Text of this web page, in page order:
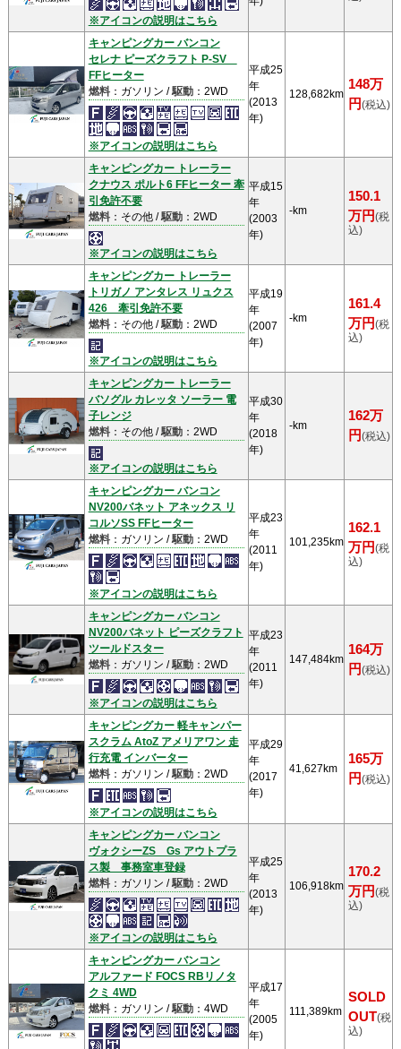
※アイコンの説明はこちら
キャンピングカー バンコン
セレナ ピーズクラフト P-SV
FFヒーター
燃料：ガソリン /駆動：2WD
※アイコンの説明はこちら
平成25
年
(2013
年)
128,682km
148万
円(税込)
キャンピングカー トレーラー
クナウス ポルト6 FFヒーター 牽
引免許不要
燃料：その他 /駆動：2WD
※アイコンの説明はこちら
平成15
年
(2003
年)
-km
150.1
万円(税
込)
キャンピングカー トレーラー
トリガノ アンタレス リュクス
426 牽引免許不要
燃料：その他 /駆動：2WD
※アイコンの説明はこちら
平成19
年
(2007
年)
-km
161.4
万円(税
込)
キャンピングカー トレーラー
バソグル カレッタ ソーラー 電
子レンジ
燃料：その他 /駆動：2WD
※アイコンの説明はこちら
平成30
年
(2018
年)
-km
162万
円(税込)
キャンピングカー バンコン
NV200バネット アネックス リ
コルソSS FFヒーター
燃料：ガソリン /駆動：2WD
※アイコンの説明はこちら
平成23
年
(2011
年)
101,235km
162.1
万円(税
込)
キャンピングカー バンコン
NV200バネット ピーズクラフト
ツールドスター
燃料：ガソリン /駆動：2WD
※アイコンの説明はこちら
平成23
年
(2011
年)
147,484km
164万
円(税込)
キャンピングカー 軽キャンパー
スクラム AtoZ アメリアワン 走
行充電 インバーター
燃料：ガソリン /駆動：2WD
※アイコンの説明はこちら
平成29
年
(2017
年)
41,627km
165万
円(税込)
キャンピングカー バンコン
ヴォクシーZS Gs アウトプラ
ス製 事務室車登録
燃料：ガソリン /駆動：2WD
※アイコンの説明はこちら
平成25
年
(2013
年)
106,918km
170.2
万円(税
込)
キャンピングカー バンコン
アルファード FOCS RBリノタ
クミ 4WD
燃料：ガソリン /駆動：4WD
平成17
年
(2005
年)
111,389km
SOLD
OUT(税
込)